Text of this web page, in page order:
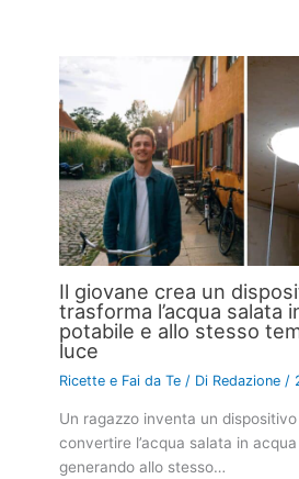
Il giovane crea un
trasforma l’acqua salata
potabile e allo stesso
luce
Ricette e Fai da Te / Di Redazione /
Un ragazzo inventa un
convertire l’acqua salata in
generando allo stesso…